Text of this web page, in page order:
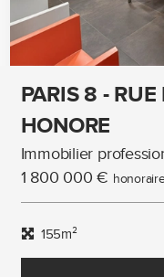
PARIS 8 -
HONORE
Immobilier
1 800 000 €
155m²